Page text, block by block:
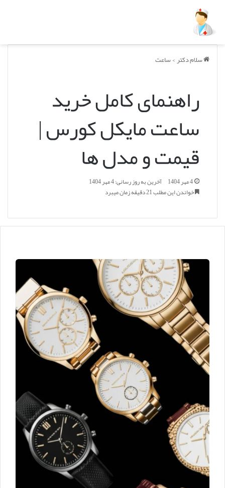
سلام دکتر>ساعت
راهنمای کامل خرید
ساعت مایکل کورس |
قیمت و مدل ها
4 مهر 1404
آخرین به روز رسانی: 4 مهر 1404
خواندن این مطلب 21 دقیقه زمان میبرد